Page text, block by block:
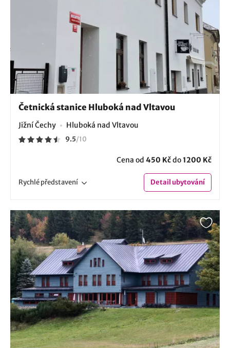
Četnická stanice Hluboká nad Vltavou
Jižní Čechy Hluboká nad Vltavou
9.5/10
Cena od 450 Kčdo1200 Kč
Rychlépředstavení Detailubytování